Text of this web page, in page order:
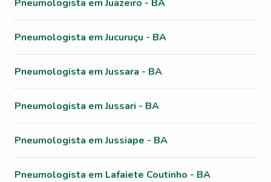
Pneumologista em Juazeiro - BA
Pneumologista em Jucuruçu - BA
Pneumologista em Jussara - BA
Pneumologista em Jussari - BA
Pneumologista em Jussiape - BA
Pneumologista em Lafaiete Coutinho - BA